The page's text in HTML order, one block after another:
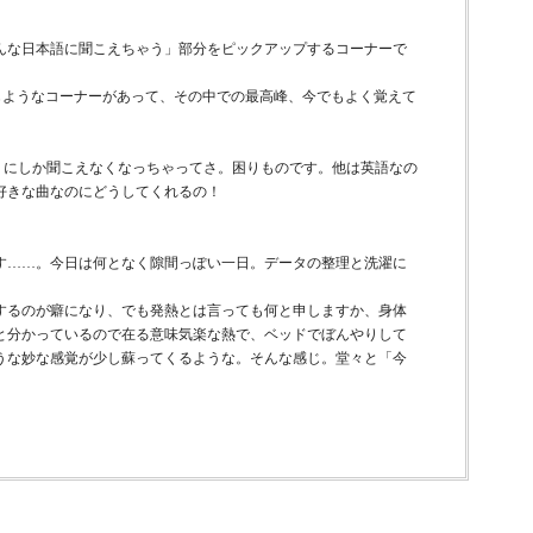
日本語に聞こえちゃう」部分をピックアップするコーナーで
うなコーナーがあって、その中での最高峰、今でもよく覚えて
しか聞こえなくなっちゃってさ。困りものです。他は英語なの
な曲なのにどうしてくれるの！
……。今日は何となく隙間っぽい一日。データの整理と洗濯に
のが癖になり、でも発熱とは言っても何と申しますか、身体
かっているので在る意味気楽な熱で、ベッドでぼんやりして
妙な感覚が少し蘇ってくるような。そんな感じ。堂々と「今